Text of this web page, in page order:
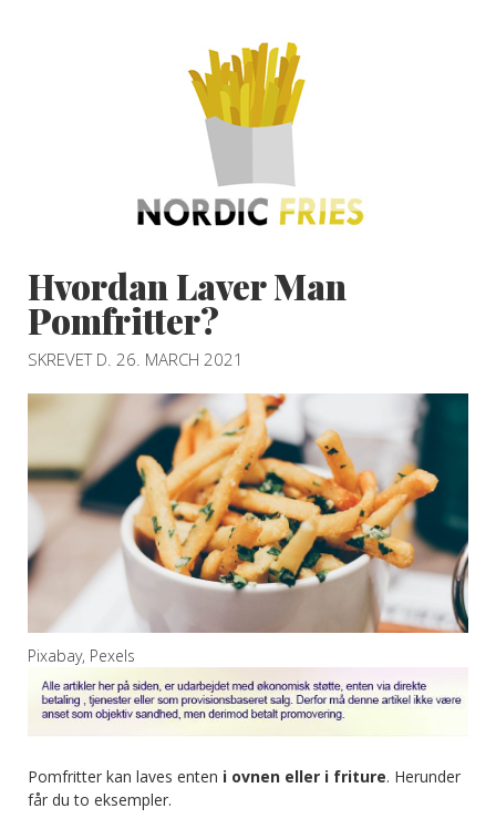
Hvordan Laver Man
Pomfritter?
SKREVET D. 26. MARCH 2021
Pixabay, Pexels
Pomfritter kan laves enten i ovnen eller i friture. Herunder
får du to eksempler.